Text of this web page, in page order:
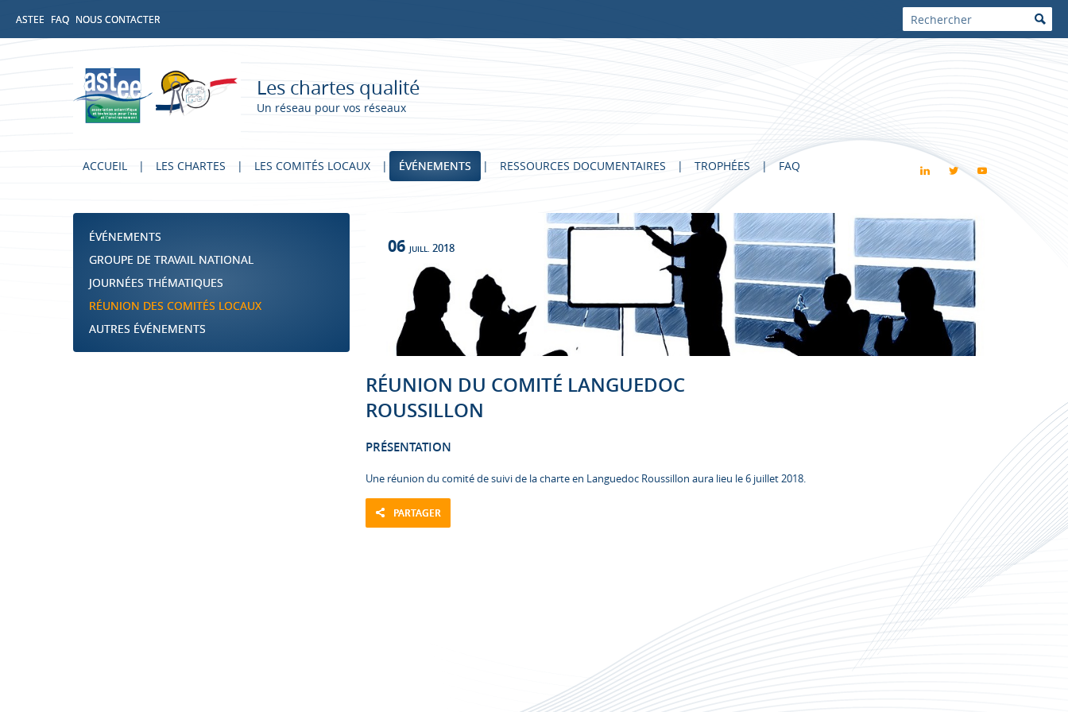
ASTEE FAQ NOUS CONTACTER
Les chartes qualité
Un réseau pour vos réseaux
ACCUEIL LES CHARTES LES COMITÉS LOCAUX ÉVÉNEMENTS RESSOURCES DOCUMENTAIRES TROPHÉES FAQ
ÉVÉNEMENTS
GROUPE DE TRAVAIL NATIONAL
JOURNÉES THÉMATIQUES
RÉUNION DES COMITÉS LOCAUX
AUTRES ÉVÉNEMENTS
06 JUILL. 2018
RÉUNION DU COMITÉ LANGUEDOC
ROUSSILLON
PRÉSENTATION
Une réunion du comité de suivi de la charte en Languedoc Roussillon aura lieu le 6 juillet 2018.
PARTAGER